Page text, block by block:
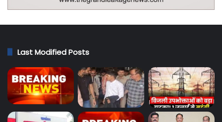
Last Modified Posts